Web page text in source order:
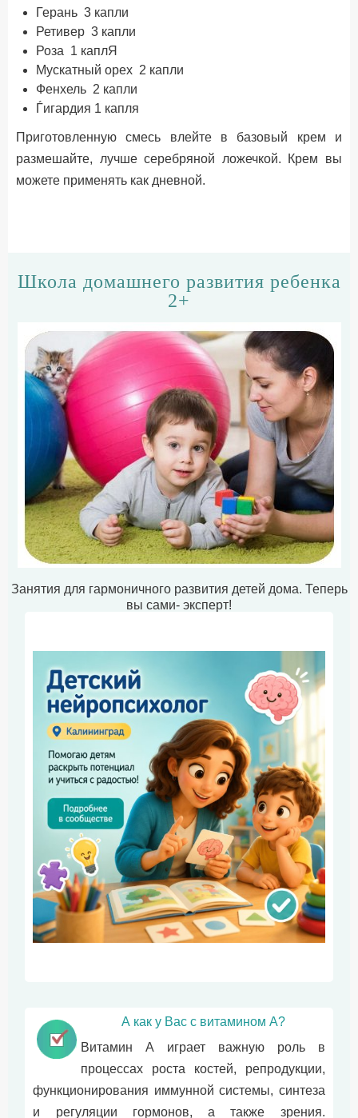
Герань 3 капли
Ретивер 3 капли
Роза 1 каплЯ
Мускатный орех 2 капли
Фенхель 2 капли
Ѓигардия 1 капля
Приготовленную смесь влейте в базовый крем и
размешайте, лучше серебряной ложечкой. Крем вы
можете применять как дневной.
Школа домашнего развития ребенка
2+
Занятия для гармоничного развития детей дома. Теперь
вы сами- эксперт!
А как у Вас с витамином А?
Витамин А играет важную роль в
процессах роста костей, репродукции,
функционирования иммунной системы, синтеза
и регуляции гормонов, а также зрения.